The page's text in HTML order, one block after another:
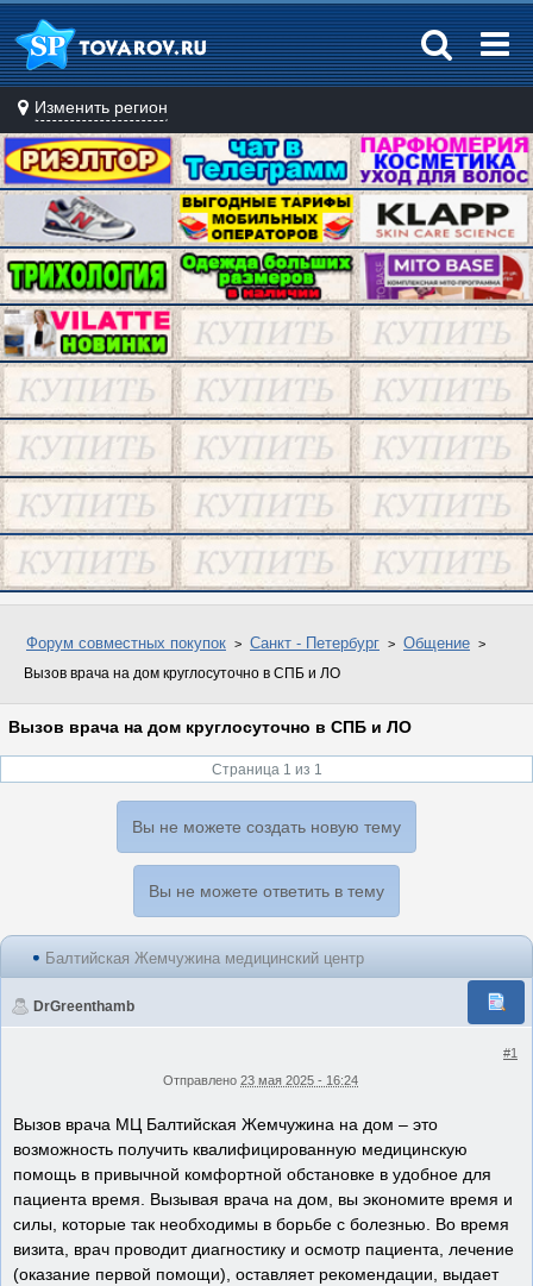
Изменить регион
Форум совместных покупок Санкт - Петербург Общение
Вызов врача на дом круглосуточно в СПБ и ЛО
Вызов врача на дом круглосуточно в СПБ и ЛО
Страница 1 из 1
Вы не можете создать новую тему
Вы не можете ответить в тему
Балтийская Жемчужина медицинский центр
DrGreenthamb
#1
Отправлено 23 мая 2025 - 16:24
Вызов врача МЦ Балтийская Жемчужина на дом – это
возможность получить квалифицированную медицинскую
помощь в привычной комфортной обстановке в удобное для
пациента время. Вызывая врача на дом, вы экономите время и
силы, которые так необходимы в борьбе с болезнью. Во время
визита, врач проводит диагностику и осмотр пациента, лечение
(оказание первой помощи), оставляет рекомендации, выдает